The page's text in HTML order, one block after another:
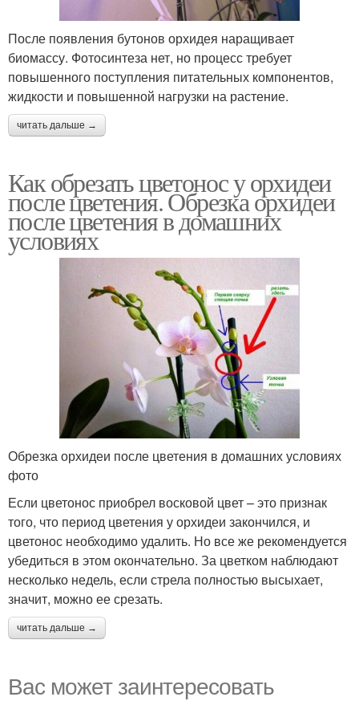
После появления бутонов орхидея наращивает
биомассу. Фотосинтеза нет, но процесс требует
повышенного поступления питательных компонентов,
жидкости и повышенной нагрузки на растение.
читать дальше →
Как обрезать цветонос у орхидеи
после цветения. Обрезка орхидеи
после цветения в домашних
условиях
Обрезка орхидеи после цветения в домашних условиях
фото
Если цветонос приобрел восковой цвет – это признак
того, что период цветения у орхидеи закончился, и
цветонос необходимо удалить. Но все же рекомендуется
убедиться в этом окончательно. За цветком наблюдают
несколько недель, если стрела полностью высыхает,
значит, можно ее срезать.
читать дальше →
Вас может заинтересовать